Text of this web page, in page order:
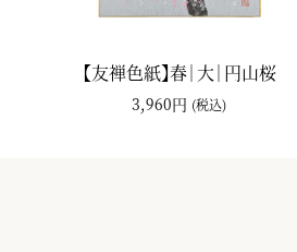
【友禅色紙】春｜大｜円山桜
3,960円 (税込)